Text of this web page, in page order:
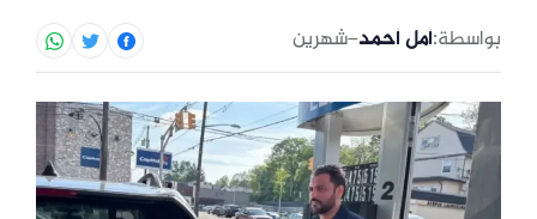
بواسطة:أمل أحمد–شهرين